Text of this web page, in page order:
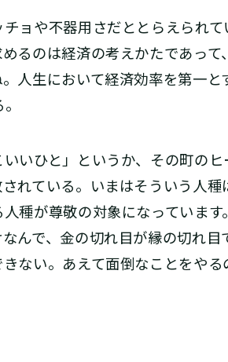
ョや不器用さだととらえられて
るのは経済の考えかたであっ
人生において経済効率を第一と
いひと」というか、その町のヒ
れている。いまはそういう人
種が尊敬の対象になっていま
んで、金の切れ目が縁の切れ目
ない。あえて面倒なことをや